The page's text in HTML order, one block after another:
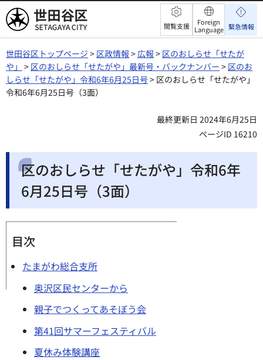
世田谷区 閲覧支援
Foreign
Language 緊急情報
世田谷区トップページ > 区政情報 >広報 > 区のおしらせ「せたが
や」 > 区のおしらせ「せたがや」最新号・バックナンバー > 区のお
しらせ「せたがや」令和6年6月25日号> 区のおしらせ「せたがや」
令和6年6月25日号（3面）
最終更新日 2024年6月25日
ページID 16210
区のおしらせ「せたがや」令和6年
6月25日号（3面）
目次
たまがわ総合支所
奥沢区民センターから
親子でつくってあそぼう会
第41回サマーフェスティバル
夏休み体験講座